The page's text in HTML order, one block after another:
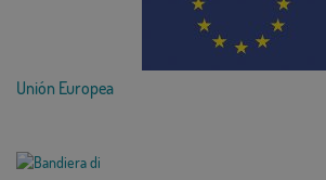
Unión Europea